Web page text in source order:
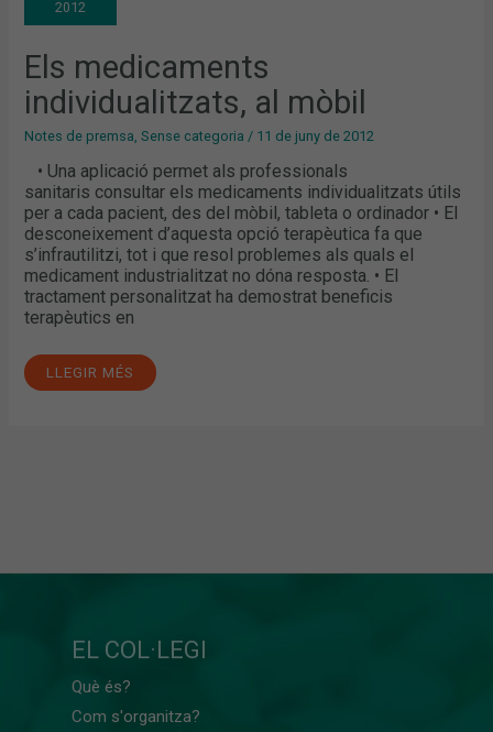
2012
Els medicaments
individualitzats, al mòbil
Notes de premsa ,Sense categoria / 11 de juny de 2012
• Una aplicació permet als professionals
sanitaris consultar els medicaments individualitzats útils
per a cada pacient, des del mòbil, tableta o ordinador • El
desconeixement d’aquesta opció terapèutica fa que
s’infrautilitzi, tot i que resol problemes als quals el
medicament industrialitzat no dóna resposta. • El
tractament personalitzat ha demostrat beneficis
terapèutics en
LLEGIR MÉS
EL COL·LEGI
Què és?
Com s'organitza?